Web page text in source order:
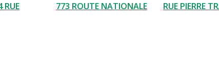
RUE
773 ROUTE NATIONALE
RUE PIERRE